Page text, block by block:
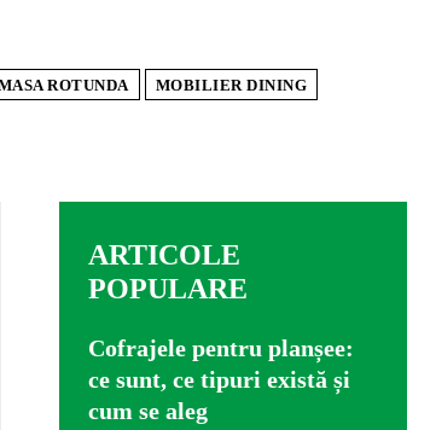
ROTUNDA MOBILIER DINING
ARTICOLE
POPULARE
Cofrajele pentru planșee:
ce sunt, ce tipuri există și
cum se aleg